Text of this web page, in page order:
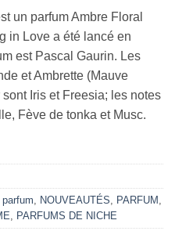
un parfum Ambre Floral
in Love a été lancé en
est Pascal Gaurin. Les
et Ambrette (Mauve
Iris et Freesia; les notes
Fève de tonka et Musc.
NOUVEAUTÉS PARFUM
PARFUMS DE NICHE